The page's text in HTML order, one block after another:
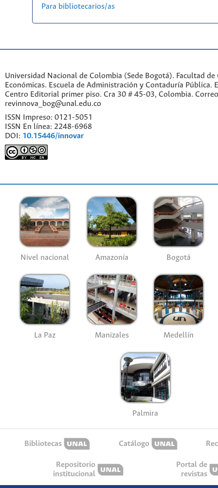
Para bibliotecarios/as
Universidad Nacional de Colombia (Sede Bogotá). Facultad de
Económicas. Escuela de Administración y Contaduría Pública.
Centro Editorial primer piso. Cra 30 # 45-03, Colombia.
revinnova_bog@unal.edu.co
ISSN Impreso: 0121-5051
ISSN En línea: 2248-6968
DOI: 10.15446/innovar
Nivel nacional Amazonía Bogotá
La Paz Manizales Medellín
Palmira
Bibliotecas Catálogo
Repositorio
institucional
Portal de
revistas